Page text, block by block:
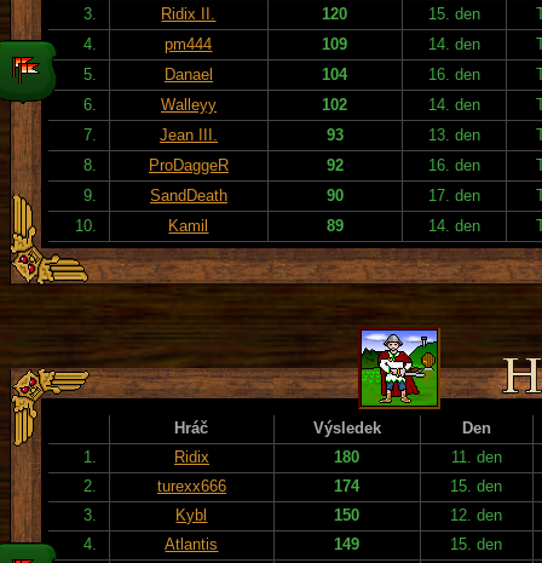
3.
Ridix II. 120 15. den
4.
pm444 109 14. den
5.
Danael 104 16. den
6.
Walleyy 102 14. den
7.
Jean III. 93 13. den
8.
ProDaggeR 92 16. den
9.
SandDeath 90 17. den
10.
Kamil 89 14. den
Hráč Výsledek
Den
1.
Ridix 180
11. den
2.
turexx666 174
15. den
3.
Kybl 150
12. den
4.
Atlantis 149
15. den